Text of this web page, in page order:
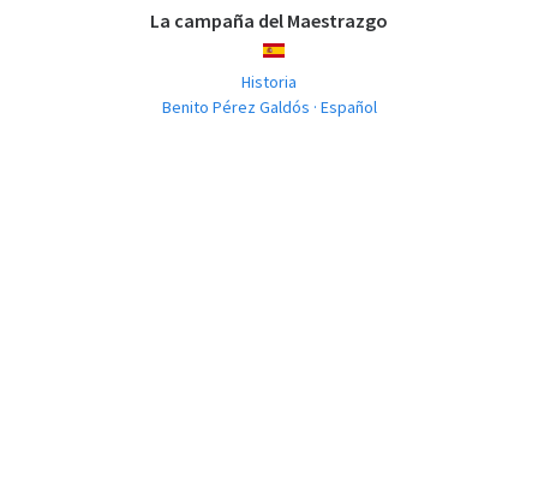
La campaña del Maestrazgo
ESPAÑOL
Historia
Benito Pérez Galdós · Español